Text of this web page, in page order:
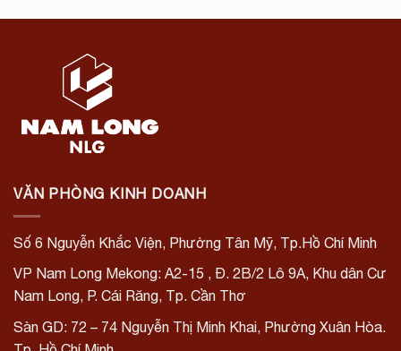
VĂN PHÒNG KINH DOANH
Số 6 Nguyễn Khắc Viện, Phường Tân Mỹ, Tp.Hồ Chí Minh
VP Nam Long Mekong: A2-15 , Đ. 2B/2 Lô 9A, Khu dân Cư
Nam Long, P. Cái Răng, Tp. Cần Thơ
Sàn GD: 72 – 74 Nguyễn Thị Minh Khai, Phường Xuân Hòa.